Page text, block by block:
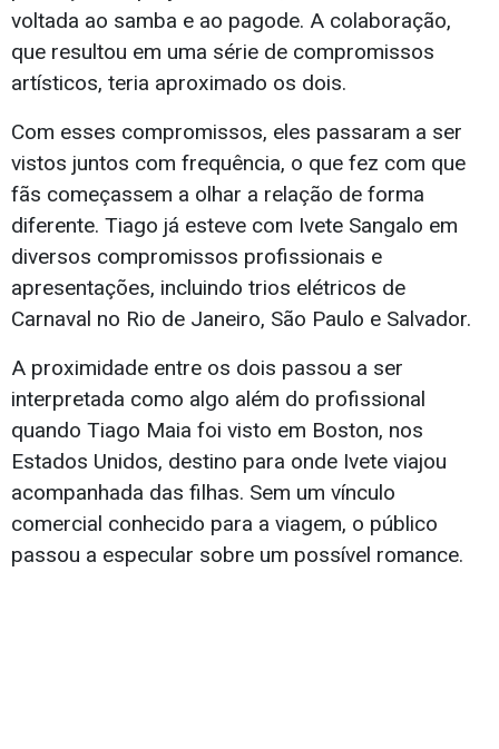
voltada ao samba e ao pagode. A colaboração,
que resultou em uma série de compromissos
artísticos, teria aproximado os dois.
Com esses compromissos, eles passaram a ser
vistos juntos com frequência, o que fez com que
fãs começassem a olhar a relação de forma
diferente. Tiago já esteve com Ivete Sangalo em
diversos compromissos profissionais e
apresentações, incluindo trios elétricos de
Carnaval no Rio de Janeiro, São Paulo e Salvador.
A proximidade entre os dois passou a ser
interpretada como algo além do profissional
quando Tiago Maia foi visto em Boston, nos
Estados Unidos, destino para onde Ivete viajou
acompanhada das filhas. Sem um vínculo
comercial conhecido para a viagem, o público
passou a especular sobre um possível romance.